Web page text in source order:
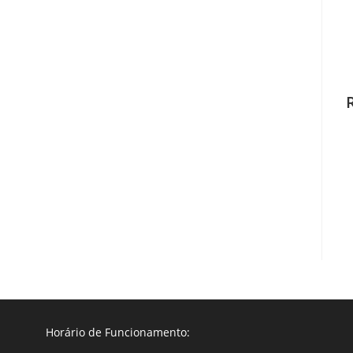
Horário de Funcionamento: